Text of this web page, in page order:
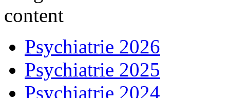
Psychiatrie 2026
Psychiatrie 2025
Psychiatrie 2024